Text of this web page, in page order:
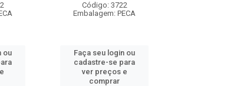
ou
Código: 3722
Embalagem: PECA
Faça seu login ou
cadastre-se para
ver preços e
comprar